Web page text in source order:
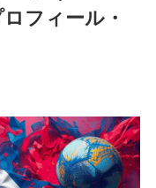
フィール・